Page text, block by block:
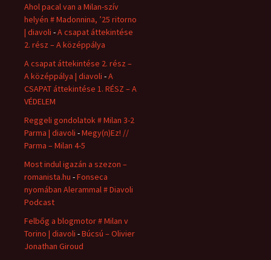
Ahol pacal van a Milan-szív
helyén # Madonnina, ’25 ritorno
| diavoli -A csapat áttekintése
2. rész – A középpálya
A csapat áttekintése 2. rész –
A középpálya | diavoli -A
CSAPAT áttekintése 1. RÉSZ – A
VÉDELEM
Reggeli gondolatok # Milan 3-2
Parma | diavoli -Megy(n)Ez! //
Parma – Milan 4-5
Most indul igazán a szezon –
romanista.hu -Fonseca
nyomában Alerammal # Diavoli
Podcast
Felbőg a blogmotor # Milan v
Torino | diavoli -Búcsú – Olivier
Jonathan Giroud